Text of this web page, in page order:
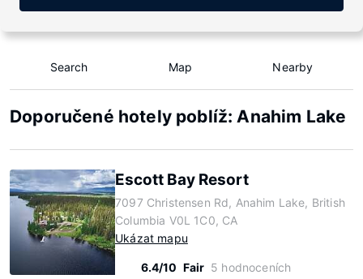
Search Map Nearby
Doporučené hotely poblíž: Anahim Lake
Escott Bay Resort
7097 Christensen Rd, Anahim Lake, British
Columbia V0L 1C0, CA
Ukázat mapu
6.4/10 Fair 5 hodnoceních